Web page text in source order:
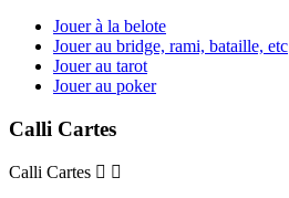
Jouer à la belote
Jouer au bridge, rami, bataille, etc
Jouer au tarot
Jouer au poker
Calli Cartes
Calli Cartes